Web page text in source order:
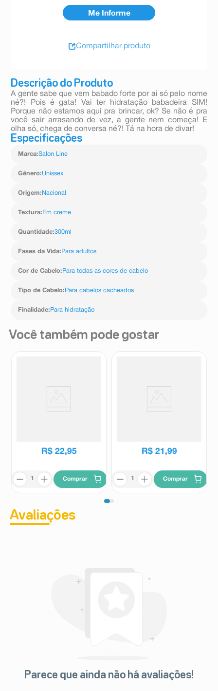
Descrição do Produto
A gente sabe que vem babado forte por ai só pelo nome
né?! Pois é gata! Vai ter hidratação babadeira SIM!
Porque não estamos aqui pra brincar, ok? Se não é pra
você sair arrasando de vez, a gente nem começa! E
olha só, chega de conversa né?! Tá na hora de divar!
Especificações
Marca:Salon Line
Gênero:Unissex
Origem: Nacional
Textura: Em creme
Quantidade:300ml
Fases da Vida: Para adultos
Cor de Cabelo: Para todas as cores de cabelo
Tipo de Cabelo: Para cabelos cacheados
Finalidade: Para hidratação
Compartilhar produto
Você também pode gostar
R$ 22,95
Comprar
R$ 21 ,99
Comprar
Avaliações
Parece que ainda não há avaliações!